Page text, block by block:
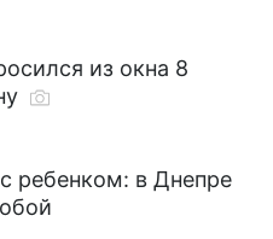
из окна 8
ребенком: в Днепре